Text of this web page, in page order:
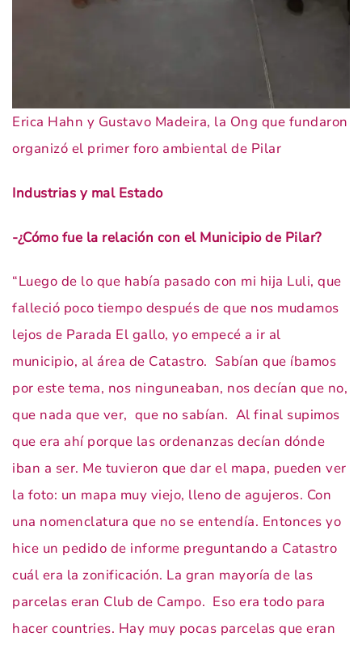
Erica Hahn y Gustavo Madeira, la Ong que fundaron
organizó el primer foro ambiental de Pilar
Industrias y mal Estado
-¿Cómo fue la relación con el Municipio de Pilar?
“Luego de lo que había pasado con mi hija Luli, que
falleció poco tiempo después de que nos mudamos
lejos de Parada El gallo, yo empecé a ir al
municipio, al área de Catastro. Sabían que íbamos
por este tema, nos ninguneaban, nos decían que no,
que nada que ver, que no sabían. Al final supimos
que era ahí porque las ordenanzas decían dónde
iban a ser. Me tuvieron que dar el mapa, pueden ver
la foto: un mapa muy viejo, lleno de agujeros. Con
una nomenclatura que no se entendía. Entonces yo
hice un pedido de informe preguntando a Catastro
cuál era la zonificación. La gran mayoría de las
parcelas eran Club de Campo. Eso era todo para
hacer countries. Hay muy pocas parcelas que eran